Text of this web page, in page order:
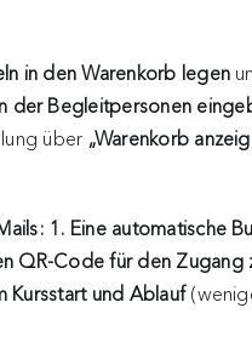
in den Warenkorb legen
der Begleitpersonen
über „Warenkorb
1. Eine automatische
QR-Code für den Zugang
Kursstart und Ablauf